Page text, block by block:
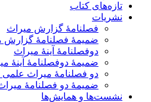
تازه‌های کتاب
نشریات
فصلنامۀ گزارش میراث
ضمیمۀ فصلنامۀ گزارش
دوفصلنامۀ آینۀ میراث
ضمیمۀ دوفصلنامۀ آینۀ
دو فصلنامۀ میراث علمی
ضمیمۀ دو فصلنامۀ
نشست‌ها و همایش‌ها